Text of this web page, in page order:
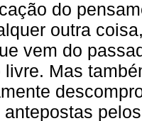
do
outra
vem do
Mas